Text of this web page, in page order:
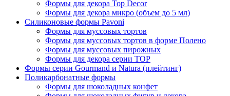
Формы для декора Top Decor
Формы для декора микро (объем до 5 мл)
Силиконовые формы Pavoni
Формы для муссовых тортов
Формы для муссовых тортов в форме Полено
Формы для муссовых пирожных
Формы для декора серии TOP
Формы серии Gourmand и Natura (плейтинг)
Поликарбонатные формы
Формы для шоколадных конфет